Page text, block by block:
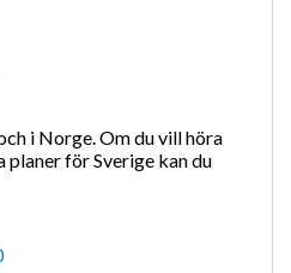
i Norge. Om du vill höra
för Sverige kan du